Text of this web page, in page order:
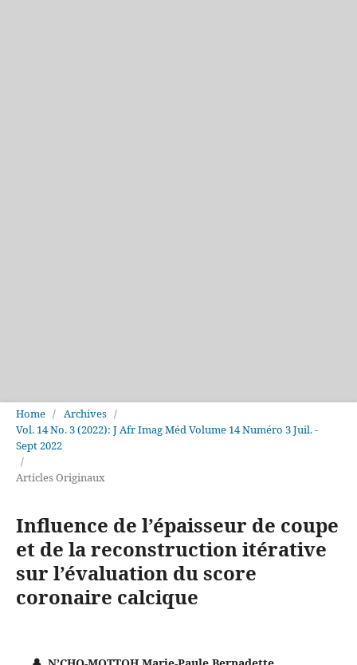
Home / Archives /
Vol. 14 No. 3 (2022): J Afr Imag Méd Volume 14 Numéro 3 Juil. -
Sept 2022
/
Articles Originaux
Influence de l’épaisseur de coupe
et de la reconstruction itérative
sur l’évaluation du score
coronaire calcique